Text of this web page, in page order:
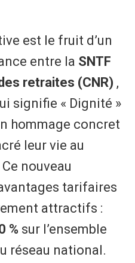
est le fruit d’un
entre la SNTF
retraites (CNR) ,
signifie « Dignité »
hommage concret
leur vie au
nouveau
tarifaires
attractifs :
% sur l’ensemble
réseau national.